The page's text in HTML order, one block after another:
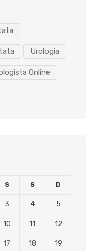
Urologia
Online
S S D
3 4 5
10 11 12
17 18 19